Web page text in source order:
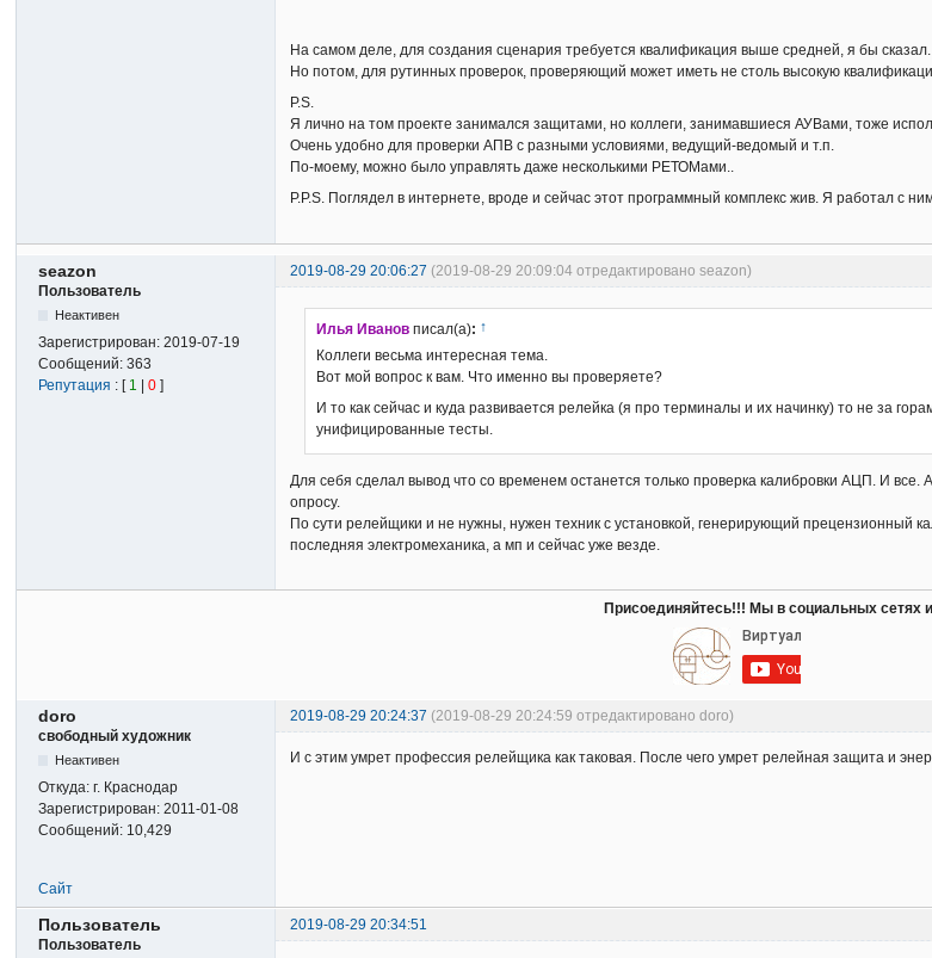
На самом деле, для создания сценария требуется квалификация выше средней, я бы сказал.
Но потом, для рутинных проверок, проверяющий может иметь не столь высокую
P.S.
Я лично на том проекте занимался защитами, но коллеги, занимавшиеся АУВами, тоже
Очень удобно для проверки АПВ с разными условиями, ведущий-ведомый и т.п.
По-моему, можно было управлять даже несколькими РЕТОМами..
P.P.S. Поглядел в интернете, вроде и сейчас этот программный комплекс жив. Я работал с
seazon 2019-08-29 20:06:27 (2019-08-29 20:09:04 отредактировано seazon)
Пользователь
Неактивен
Зарегистрирован:2019-07-19
Сообщений:363
Репутация : [ 1 |0 ]
Илья Иванов писал(а): ↑
Коллеги весьма интересная тема.
Вот мой вопрос к вам. Что именно вы проверяете?
И то как сейчас и куда развивается релейка (я про терминалы и их начинку) то не за
унифицированные тесты.
Для себя сделал вывод что со временем останется только проверка калибровки АЦП. И
опросу.
По сути релейщики и не нужны, нужен техник с установкой, генерирующий прецензионный
последняя электромеханика, а мп и сейчас уже везде.
Присоединяйтесь!!! Мы в социальных сетях
doro 2019-08-29 20:24:37 (2019-08-29 20:24:59 отредактировано doro)
свободный художник
Неактивен
Откуда:г. Краснодар
Зарегистрирован:2011-01-08
Сообщений: 10,429
И с этим умрет профессия релейщика как таковая. После чего умрет релейная защита и
Сайт
Пользователь
2019-08-29 20:34:51
Пользователь